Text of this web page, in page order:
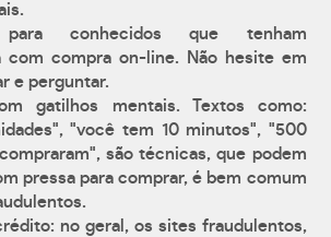
para conhecidos que tenham
com compra on-line. Não hesite em
e perguntar.
gatilhos mentais. Textos como:
"você tem 10 minutos", "500
são técnicas, que podem
pressa para comprar, é bem comum
no geral, os sites fraudulentos,